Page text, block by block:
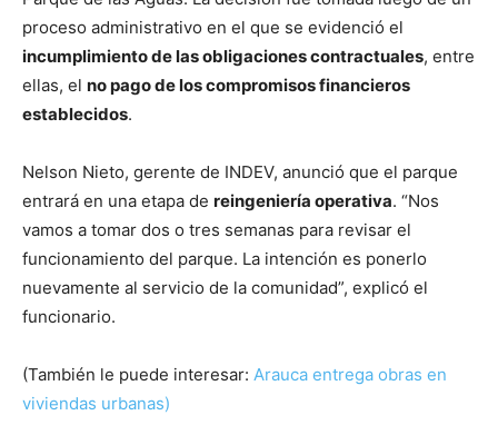
proceso administrativo en el que se evidenció el
incumplimiento de las obligaciones contractuales, entre
ellas, el no pago de los compromisos financieros
establecidos.
Nelson Nieto, gerente de INDEV, anunció que el parque
entrará en una etapa de reingeniería operativa. “Nos
vamos a tomar dos o tres semanas para revisar el
funcionamiento del parque. La intención es ponerlo
nuevamente al servicio de la comunidad”, explicó el
funcionario.
(También le puede interesar: Arauca entrega obras en
viviendas urbanas)